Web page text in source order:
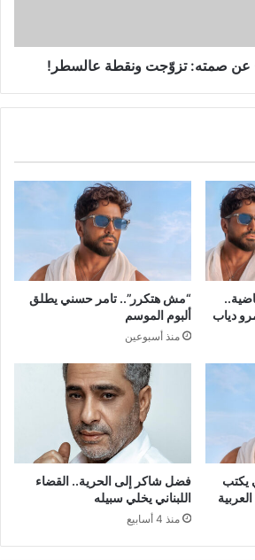
عن صمته: تزوّجت ونقطة عالسطر!
دياب
“مش هتكرر”.. تامر حسني يطلق
ألبوم الموسم
منذ أسبوعين
يكتب
فضل شاكر إلى الحرية.. القضاء
اللبناني يخلي سبيله
منذ 4 أسابيع